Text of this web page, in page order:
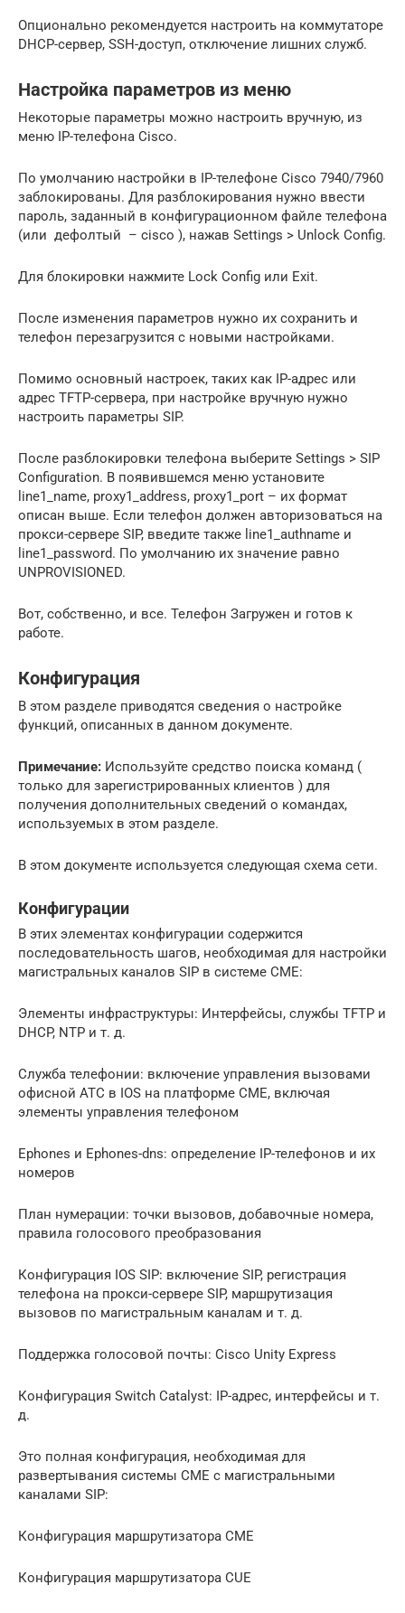
Опционально рекомендуется настроить на коммутаторе
DHCP-сервер, SSH-доступ, отключение лишних служб.
Настройка параметров из меню
Некоторые параметры можно настроить вручную, из
меню IP-телефона Cisco.
По умолчанию настройки в IP-телефоне Cisco 7940/7960
заблокированы. Для разблокирования нужно ввести
пароль, заданный в конфигурационном файле телефона
(или дефолтый – cisco ), нажав Settings > Unlock Config.
Для блокировки нажмите Lock Config или Exit.
После изменения параметров нужно их сохранить и
телефон перезагрузится с новыми настройками.
Помимо основный настроек, таких как IP-адрес или
адрес TFTP-сервера, при настройке вручную нужно
настроить параметры SIP.
После разблокировки телефона выберите Settings > SIP
Configuration. В появившемся меню установите
line1_name, proxy1_address, proxy1_port – их формат
описан выше. Если телефон должен авторизоваться на
прокси-сервере SIP, введите также line1_authname и
line1_password. По умолчанию их значение равно
UNPROVISIONED.
Вот, собственно, и все. Телефон Загружен и готов к
работе.
Конфигурация
В этом разделе приводятся сведения о настройке
функций, описанных в данном документе.
Примечание: Используйте средство поиска команд (
только для зарегистрированных клиентов ) для
получения дополнительных сведений о командах,
используемых в этом разделе.
В этом документе используется следующая схема сети.
Конфигурации
В этих элементах конфигурации содержится
последовательность шагов, необходимая для настройки
магистральных каналов SIP в системе CME:
Элементы инфраструктуры: Интерфейсы, службы TFTP и
DHCP, NTP и т. д.
Служба телефонии: включение управления вызовами
офисной АТС в IOS на платформе CME, включая
элементы управления телефоном
Ephones и Ephones-dns: определение IP-телефонов и их
номеров
План нумерации: точки вызовов, добавочные номера,
правила голосового преобразования
Конфигурация IOS SIP: включение SIP, регистрация
телефона на прокси-сервере SIP, маршрутизация
вызовов по магистральным каналам и т. д.
Поддержка голосовой почты: Cisco Unity Express
Конфигурация Switch Catalyst: IP-адрес, интерфейсы и т.
д.
Это полная конфигурация, необходимая для
развертывания системы CME с магистральными
каналами SIP:
Конфигурация маршрутизатора CME
Конфигурация маршрутизатора CUE